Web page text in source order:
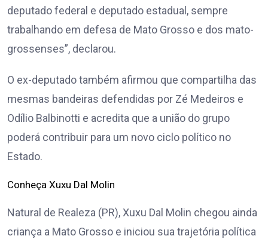
deputado federal e deputado estadual, sempre
trabalhando em defesa de Mato Grosso e dos mato-
grossenses”, declarou.
O ex-deputado também afirmou que compartilha das
mesmas bandeiras defendidas por Zé Medeiros e
Odílio Balbinotti e acredita que a união do grupo
poderá contribuir para um novo ciclo político no
Estado.
Conheça Xuxu Dal Molin
Natural de Realeza (PR), Xuxu Dal Molin chegou ainda
criança a Mato Grosso e iniciou sua trajetória política